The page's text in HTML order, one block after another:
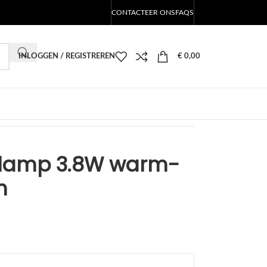
CONTACTEER ONSFAQS
INLOGGEN / REGISTREREN € 0,00
3.8W warm-